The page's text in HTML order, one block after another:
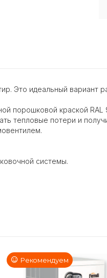
Это идеальный вариант
порошковой краской RAL
тепловые потери и
системы.
Рекомендуем